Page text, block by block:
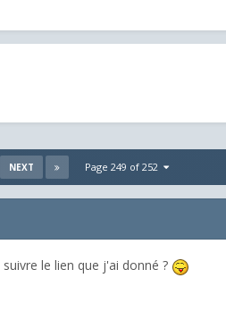
NEXT Page 249 of 252
le lien que j'ai donné ?